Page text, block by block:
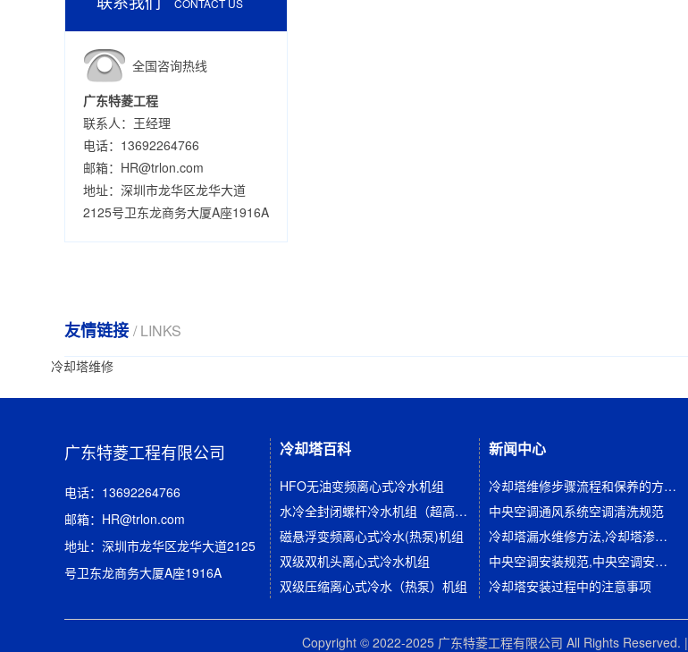
CONTACT US
全国咨询热线
广东特菱工程
联系人：王经理
电话：13692264766
邮箱：HR@trlon.com
地址：深圳市龙华区龙华大道
2125号卫东龙商务大厦A座1916A
友情链接 / LINKS
冷却塔维修
广东特菱工程有限公司
电话：13692264766
邮箱：HR@trlon.com
地址：深圳市龙华区龙华大道2125
号卫东龙商务大厦A座1916A
冷却塔百科
HFO无油变频离心式冷水机组
水冷全封闭螺杆冷水机组（超高效系列）
磁悬浮变频离心式冷水(热泵)机组
双级双机头离心式冷水机组
双级压缩离心式冷水（热泵）机组
新闻中心
冷却塔维修步骤流程和保养的方法有哪些
中央空调通风系统空调清洗规范
冷却塔漏水维修方法,冷却塔渗漏解决方案
中央空调安装规范,中央空调安装标准
冷却塔安装过程中的注意事项
Copyright © 2022-2025 广东特菱工程有限公司 All Rights Reserved. |